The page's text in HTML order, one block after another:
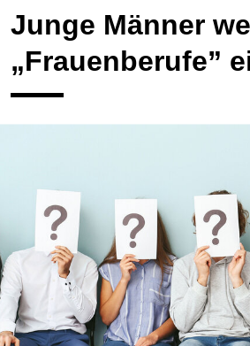
Junge Männer
„Frauenberufe”